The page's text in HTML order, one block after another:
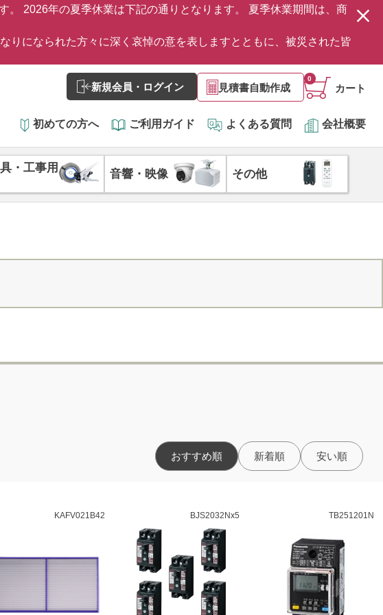
。 2026年の夏季休業は下記の通りとなります。 夏季休業期間は、商
りになられた方々に深く哀悼の意を表しますとともに、被災された皆
新規会員・ログイン 見積書自動作成 カート
0
初めての方へ ご利用ガイド よくある質問 会社概要
・工事用
音響・映像 その他
おすすめ順 新着順 安い順
KAFV021B42 BJS2032Nx5 TB251201N